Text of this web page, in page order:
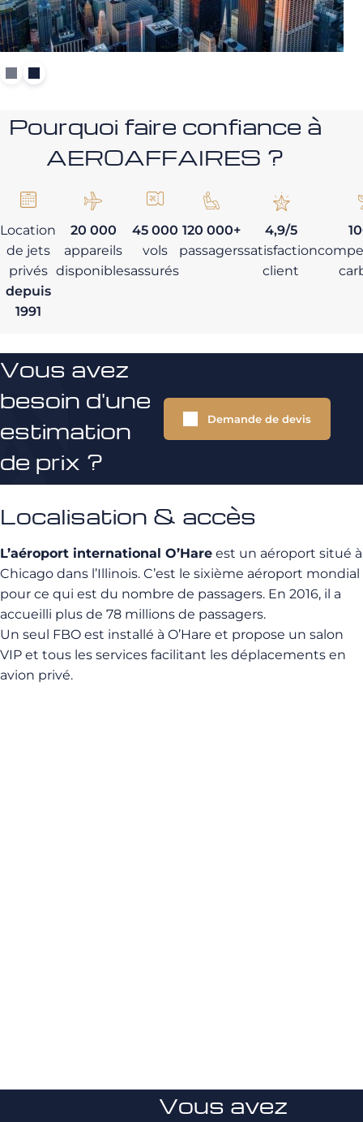
Pourquoi faire confiance à
AEROAFFAIRES ?
Location
de jets
privés
depuis
1991
20 000
appareils
disponibles
45 000
vols
assurés
120 000+
passagers
4,9/5
satisfaction
client
Vous avez
besoin d'une
estimation
de prix ?
Demande de devis
Localisation & accès
L’aéroport international O’Hare est un aéroport situé à
Chicago dans l’Illinois. C’est le sixième aéroport mondial
pour ce qui est du nombre de passagers. En 2016, il a
accueilli plus de 78 millions de passagers.
Un seul FBO est installé à O’Hare et propose un salon
VIP et tous les services facilitant les déplacements en
avion privé.
Vous avez